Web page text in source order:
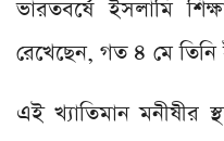
ভারতবর্ষে ইসলামি
রেখেছেন, গত ৪ মে তিনি
এই খ্যাতিমান মনীষীর